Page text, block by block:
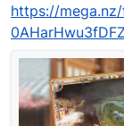
https://